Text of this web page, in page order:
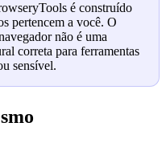
é construído
pertencem a você. O
não é uma
correta para ferramentas
sensível.